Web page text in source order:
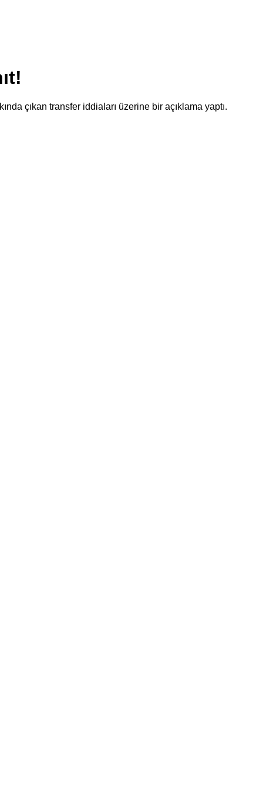
çıkan transfer iddiaları üzerine bir açıklama yaptı.